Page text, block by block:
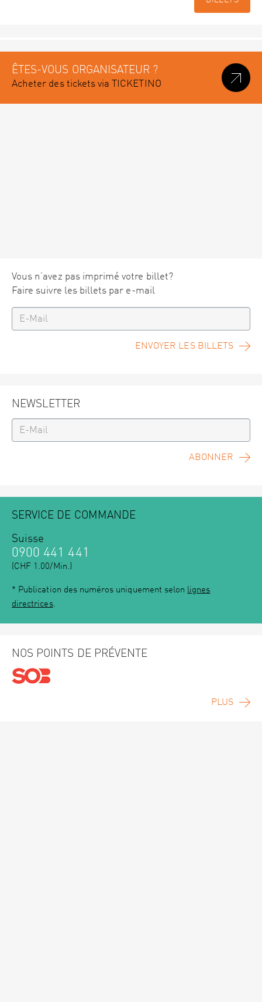
ÊTES-VOUS ORGANISATEUR ?
Acheter des tickets via TICKETINO
Vous n’avez pas imprimé votre billet?
Faire suivre les billets par e-mail
ENVOYER LES BILLETS
NEWSLETTER
ABONNER
SERVICE DE COMMANDE
Suisse
0900 441 441
(CHF 1.00/Min.)
* Publication des numéros uniquement selon lignes
directrices.
NOS POINTS DE PRÉVENTE
PLUS